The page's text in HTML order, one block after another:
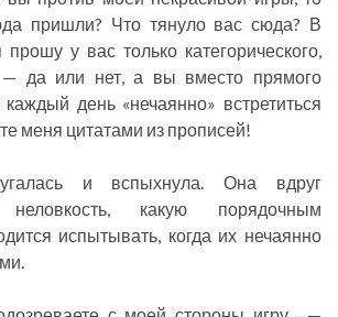
пришли? Что тянуло вас сюда? В
у вас только категорического,
— да или нет, а вы вместо прямого
день «нечаянно» встретиться
меня цитатами из прописей!
и вспыхнула. Она вдруг
неловкость, какую порядочным
испытывать, когда их нечаянно